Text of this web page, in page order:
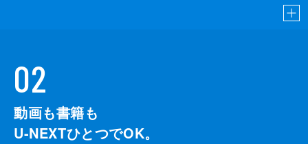
02
動画も書籍も
U-NEXTひとつでOK。